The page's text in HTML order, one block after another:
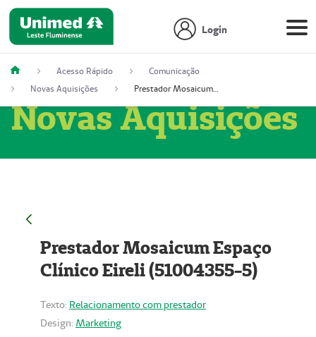
Login
Acesso Rápido
Comunicação
Novas Aquisições
Prestador Mosaicum Espaço Clínico Eireli (51004355-5)
Novas Aquisições
Prestador Mosaicum Espaço
Clínico Eireli (51004355-5)
Texto: Relacionamento com prestador
Design: Marketing